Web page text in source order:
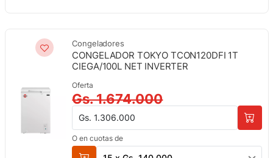
Congeladores
CONGELADOR TOKYO TCON120DFI 1T
CIEGA/100L NET INVERTER
Oferta
Gs. 1.674.000
Gs. 1.306.000
O en cuotas de